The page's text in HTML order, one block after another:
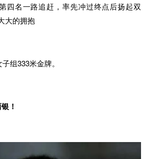
四名一路追赶，率先冲过终点后扬起双
大的拥抱
组333米金牌。
！